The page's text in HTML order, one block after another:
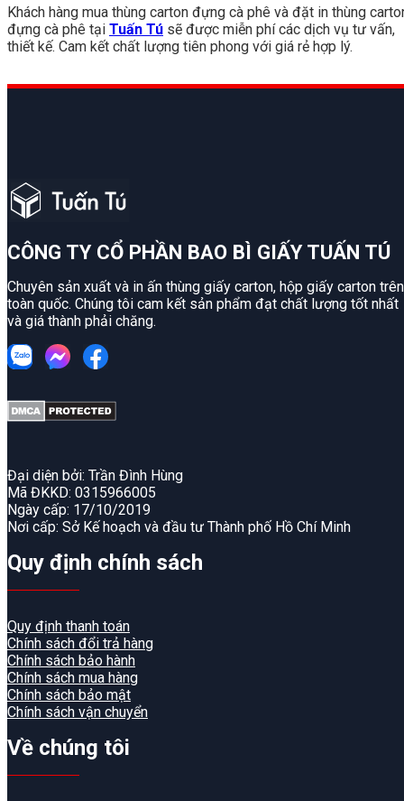
Khách hàng mua thùng carton đựng cà phê và đặt in thùng
đựng cà phê tại Tuấn Tú sẽ được miễn phí các dịch vụ tư vấn,
thiết kế. Cam kết chất lượng tiên phong với giá rẻ hợp lý.
CÔNG TY CỔ PHẦN BAO BÌ GIẤY TUẤN TÚ
Chuyên sản xuất và in ấn thùng giấy carton, hộp giấy carton trên
toàn quốc. Chúng tôi cam kết sản phẩm đạt chất lượng tốt nhất
và giá thành phải chăng.
Đại diện bởi: Trần Đình Hùng
Mã ĐKKD: 0315966005
Ngày cấp: 17/10/2019
Nơi cấp: Sở Kế hoạch và đầu tư Thành phố Hồ Chí Minh
Quy định chính sách
Quy định thanh toán
Chính sách đổi trả hàng
Chính sách bảo hành
Chính sách mua hàng
Chính sách bảo mật
Chính sách vận chuyển
Về chúng tôi